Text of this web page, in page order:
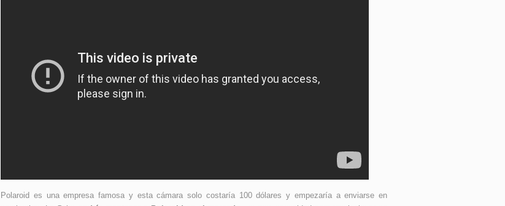
Polaroid es una empresa famosa y esta cámara solo costaría 100 dólares y empezaría a enviarse en